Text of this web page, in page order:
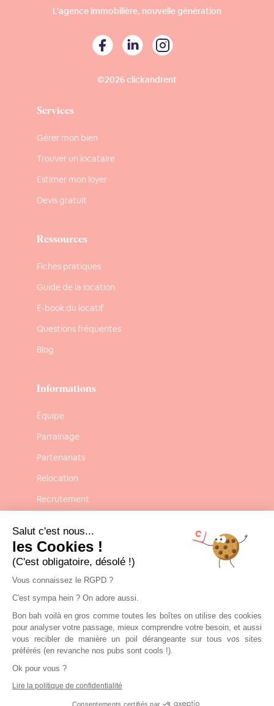
L'agence immobilière, nouvelle génération
©2026 clickandrent
Services
Gérer mon bien
Trouver un locataire
Estimer mon loyer
Devis gratuit
Ressources
Fiches pratiques
Guide de la location
E-book du locatif
Questions fréquentes
Blog
Informations
Équipe
Parrainage
Partenariats
Relocation
Recrutement
Mentions légales
CGU-CGV
Contact
Nous contacter
contact@clickandrent.fr
01 84 80 02 40
Salut c'est nous...
les Cookies !
(C'est obligatoire, désolé !)
Vous connaissez le RGPD ?
C'est sympa hein ? On adore aussi.
Bon bah voilà en gros comme toutes les boîtes on utilise des cookies
pour analyser votre passage, mieux comprendre votre besoin, et aussi
vous recibler de manière un poil dérangeante sur tous vos sites
préférés (en revanche nos pubs sont cools !).
Ok pour vous ?
Lire la politique de confidentialité
Consentements certifiés par